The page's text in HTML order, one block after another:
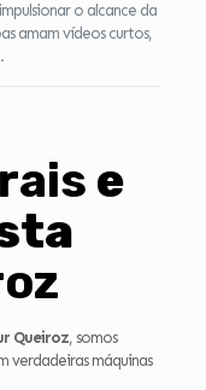
o alcance da
amam vídeos curtos,
e
Queiroz, somos
verdadeiras máquinas